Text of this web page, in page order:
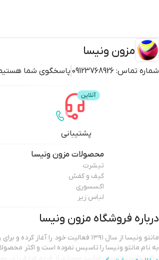
مزون ونیسا
شماره تماس: 09123768926 پاسخگوی شما
پشتیبانی
محصولاتمزون ونیسا
تیشرت
کیف و کفش
اکسسوری
لباس زیر
درباره فروشگاه مزون ونیسا
مانتو ونیسا از سال ۱۳۹۱ فعالیت خود
سال توانسته است رضایت بسیاری از خرید مردم را در